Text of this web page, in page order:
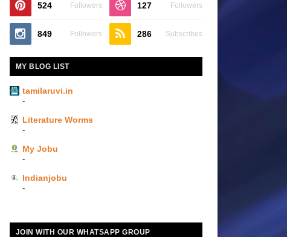
524 Followers 127 Followers
849 Followers 286 Subscribes
MY BLOG LIST
tamilaruvi.in
-
Literature Worms
-
My Jobu
-
Indianjobu
-
JOIN WITH OUR WHATSAPP GROUP